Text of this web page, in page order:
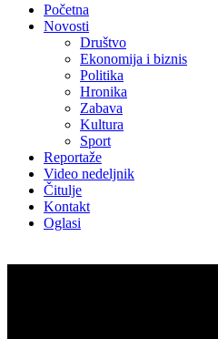
Početna
Novosti
Društvo
Ekonomija i biznis
Politika
Hronika
Zabava
Kultura
Sport
Reportaže
Video nedeljnik
Čitulje
Kontakt
Oglasi